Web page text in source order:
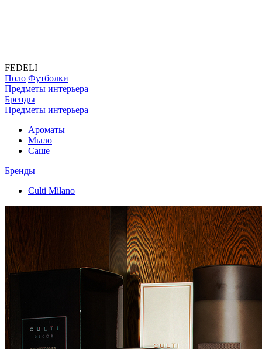
FEDELI
Поло Футболки
Предметы интерьера
Бренды
Предметы интерьера
Ароматы
Мыло
Саше
Бренды
Culti Milano